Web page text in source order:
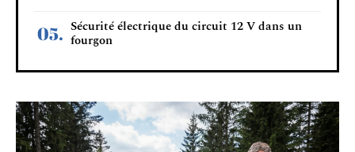
Sécurité électrique du circuit 12 V dans un
fourgon